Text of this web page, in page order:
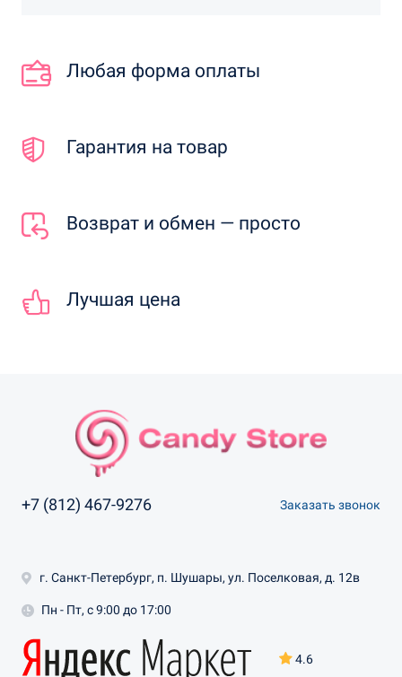
Любая форма оплаты
Гарантия на товар
Возврат и обмен — просто
Лучшая цена
+7 (812) 467-9276 Заказать звонок
4.6
г. Санкт-Петербург, п. Шушары, ул. Поселковая, д. 12в
Пн - Пт, с 9:00 до 17:00